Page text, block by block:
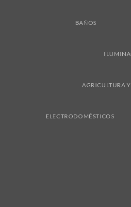
BAÑOS
AGRICULTURA
ELECTRODOMÉSTICOS